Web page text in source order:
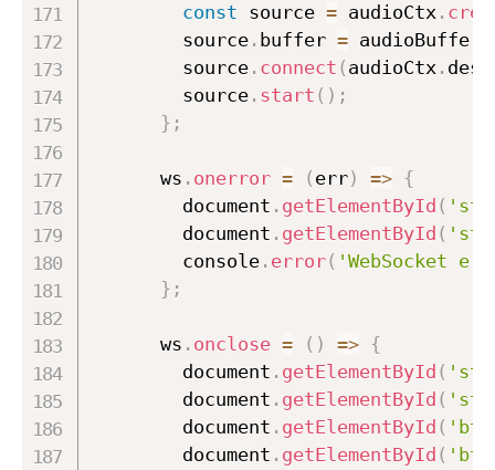
const source = audioCtx.
        source
. buffer = audioBuffer
        source
. connect ( audioCtx.
        source
. start ( ) ;
} ;
      ws
. onerror = ( err) =>
{
        document
. getElementById (
        document
. getElementById (
        console
. error( 'WebSocket
} ;
      ws
. onclose = ( ) =>
{
        document
. getElementById (
        document
. getElementById (
        document
. getElementById (
        document
. getElementById (